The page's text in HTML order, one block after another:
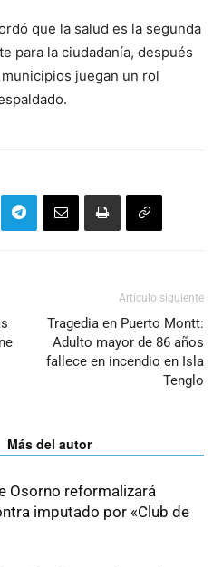
que la salud es la segunda
para la ciudadanía, después
juegan un rol
Artículo siguiente
Tragedia en Puerto Montt:
Adulto mayor de 86 años
fallece en incendio en Isla
Tenglo
Más del autor
Osorno reformalizará
imputado por «Club de